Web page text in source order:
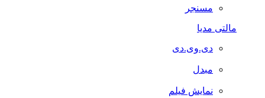
مسنجر
مالتی مدیا
دی.وی.دی
مبدل
نمایش فیلم